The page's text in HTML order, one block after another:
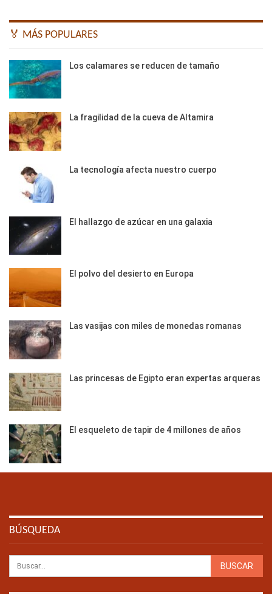
🏅 MÁS POPULARES
Los calamares se reducen de tamaño
La fragilidad de la cueva de Altamira
La tecnología afecta nuestro cuerpo
El hallazgo de azúcar en una galaxia
El polvo del desierto en Europa
Las vasijas con miles de monedas romanas
Las princesas de Egipto eran expertas arqueras
El esqueleto de tapir de 4 millones de años
BÚSQUEDA